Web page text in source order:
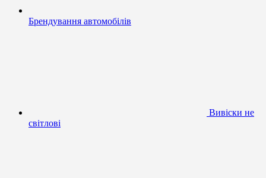
Брендування автомобілів
Вивіски не
світлові